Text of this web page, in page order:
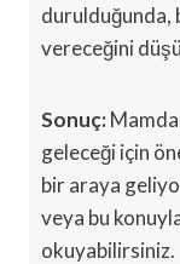
durulduğunda,
vereceğini
Sonuç:
geleceği için
bir araya
veya bu
okuyabilirsiniz.